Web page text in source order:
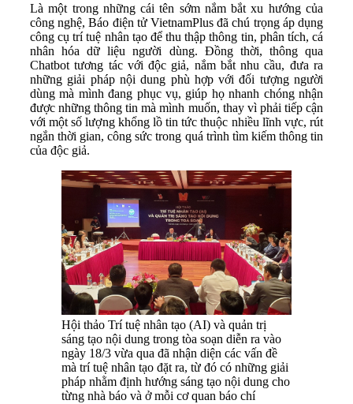
Là một trong những cái tên sớm nắm bắt xu hướng của
công nghệ, Báo điện tử VietnamPlus đã chú trọng áp dụng
công cụ trí tuệ nhân tạo để thu thập thông tin, phân tích, cá
nhân hóa dữ liệu người dùng. Đồng thời, thông qua
Chatbot tương tác với độc giả, nắm bắt nhu cầu, đưa ra
những giải pháp nội dung phù hợp với đối tượng người
dùng mà mình đang phục vụ, giúp họ nhanh chóng nhận
được những thông tin mà mình muốn, thay vì phải tiếp cận
với một số lượng khổng lồ tin tức thuộc nhiều lĩnh vực, rút
ngắn thời gian, công sức trong quá trình tìm kiếm thông tin
của độc giả.
Hội thảo Trí tuệ nhân tạo (AI) và quản trị
sáng tạo nội dung trong tòa soạn diễn ra vào
ngày 18/3 vừa qua đã nhận diện các vấn đề
mà trí tuệ nhân tạo đặt ra, từ đó có những giải
pháp nhằm định hướng sáng tạo nội dung cho
từng nhà báo và ở mỗi cơ quan báo chí